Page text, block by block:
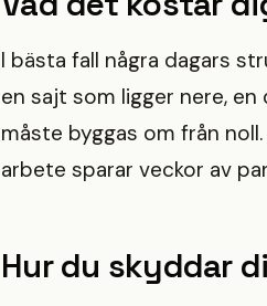
I bästa fall några dagars
en sajt som ligger nere,
måste byggas om från
arbete sparar veckor av
Hur du skyddar